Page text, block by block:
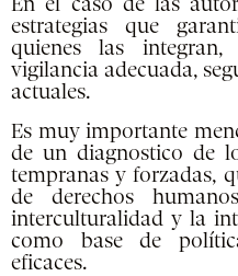
En el caso de las
estrategias que
quienes las
vigilancia adecuada,
actuales.
Es muy importante
de un diagnostico de
tempranas y forzadas,
de derechos
interculturalidad y la
como base de
eficaces.